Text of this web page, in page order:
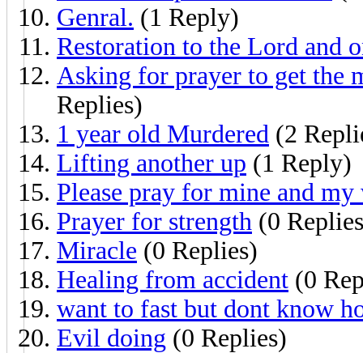
Genral. (1 Reply)
Restoration to the Lord and
Asking for prayer to get the
Replies)
1 year old Murdered (2
Lifting another up (1 Reply)
Please pray for mine and
Prayer for strength (0
Miracle (0 Replies)
Healing from accident (0
want to fast but dont know
Evil doing (0 Replies)